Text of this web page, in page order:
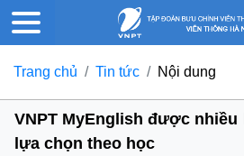
Trang chủ Tin tức Nội dung
VNPT MyEnglish được
lựa chọn theo học